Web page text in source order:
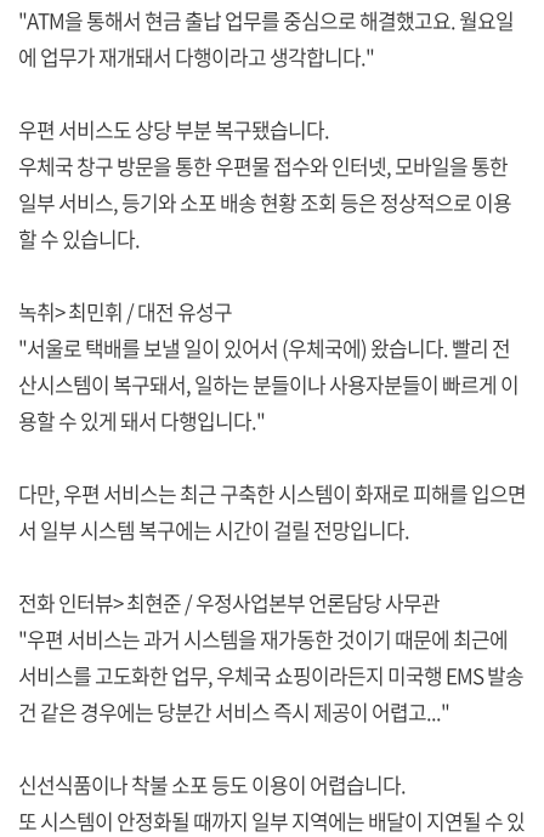
"ATM을 통해서 현금 출납 업무를 중심으로 해결했고요. 월요일
에 업무가 재개돼서 다행이라고 생각합니다."
우편 서비스도 상당 부분 복구됐습니다.
우체국 창구 방문을 통한 우편물 접수와 인터넷, 모바일을 통한
일부 서비스, 등기와 소포 배송 현황 조회 등은 정상적으로 이용
할 수 있습니다.
녹취> 최민휘 / 대전 유성구
"서울로 택배를 보낼 일이 있어서 (우체국에) 왔습니다. 빨리 전
산시스템이 복구돼서, 일하는 분들이나 사용자분들이 빠르게 이
용할 수 있게 돼서 다행입니다."
다만, 우편 서비스는 최근 구축한 시스템이 화재로 피해를 입으면
서 일부 시스템 복구에는 시간이 걸릴 전망입니다.
전화 인터뷰> 최현준 / 우정사업본부 언론담당 사무관
"우편 서비스는 과거 시스템을 재가동한 것이기 때문에 최근에
서비스를 고도화한 업무, 우체국 쇼핑이라든지 미국행 EMS 발송
건 같은 경우에는 당분간 서비스 즉시 제공이 어렵고..."
신선식품이나 착불 소포 등도 이용이 어렵습니다.
또 시스템이 안정화될 때까지 일부 지역에는 배달이 지연될 수 있